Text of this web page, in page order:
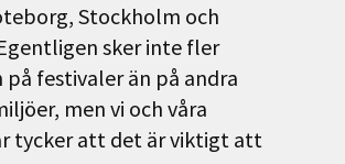
Stockholm och
sker inte fler
festivaler än på andra
men vi och våra
tycker att det är viktigt att